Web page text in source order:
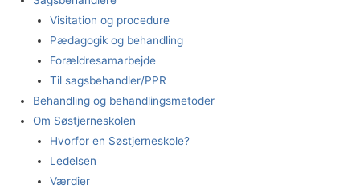
Visitation og procedure
Pædagogik og behandling
Forældresamarbejde
Til sagsbehandler/PPR
Behandling og behandlingsmetoder
Om Søstjerneskolen
Hvorfor en Søstjerneskole?
Ledelsen
Værdier